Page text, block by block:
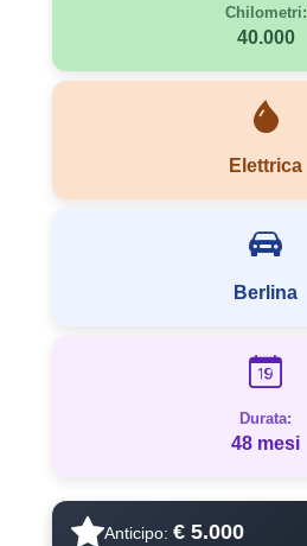
Chilometri:
40.000
Elettrica
Berlina
Durata:
48 mesi
Anticipo: € 5.000